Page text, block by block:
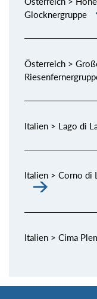
Glocknergruppe
Österreich >
Italien > Lago di
Italien > Corno di
Italien > Cima